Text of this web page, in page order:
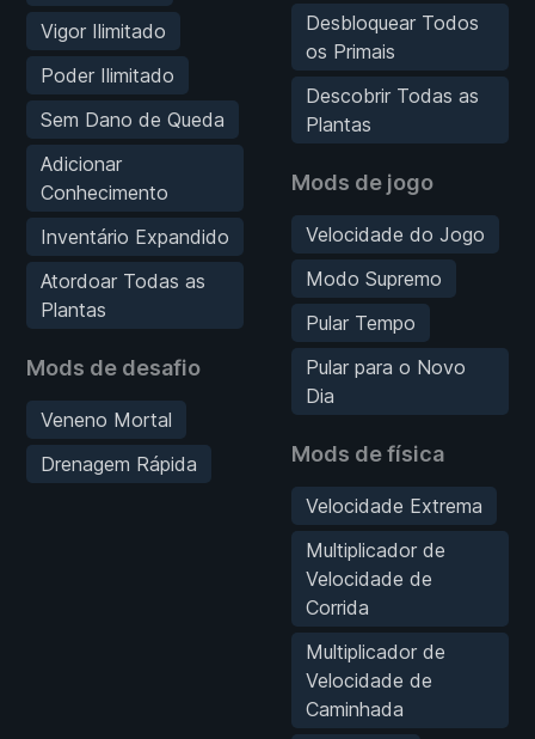
Vigor Ilimitado
Poder Ilimitado
Sem Dano de Queda
Adicionar
Conhecimento
Inventário Expandido
Atordoar Todas as
Plantas
Mods de desafio
Veneno Mortal
Drenagem Rápida
Desbloquear Todos
os Primais
Descobrir Todas as
Plantas
Mods de jogo
Velocidade do Jogo
Modo Supremo
Pular Tempo
Pular para o Novo
Dia
Mods de física
Velocidade Extrema
Multiplicador de
Velocidade de
Corrida
Multiplicador de
Velocidade de
Caminhada